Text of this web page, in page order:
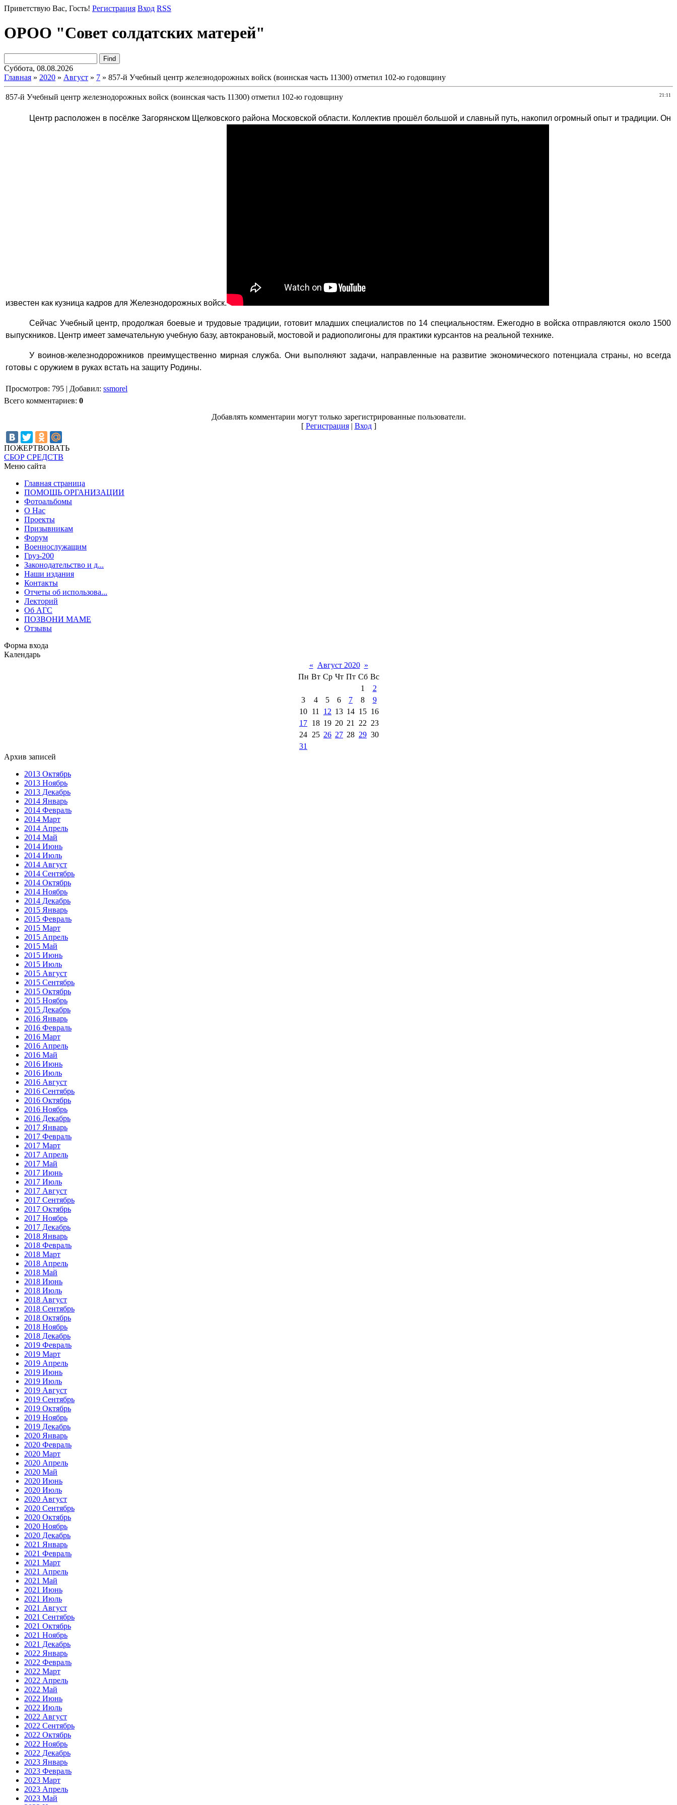
Приветствую Вас, Гость! Регистрация Вход RSS
ОРОО "Совет солдатских матерей"
Суббота, 08.08.2026
Главная » 2020 » Август » 7 » 857-й Учебный центр железнодорожных войск (воинская часть 11300) отметил 102-ю годовщину
21:11
857-й Учебный центр железнодорожных войск (воинская часть 11300) отметил 102-ю годовщину
Центр расположен в посёлке Загорянском Щелковского района Московской области. Коллектив прошёл большой и славный путь, накопил огромный опыт и традиции. Он
известен как кузница кадров для Железнодорожных войск.
Сейчас Учебный центр, продолжая боевые и трудовые традиции, готовит младших специалистов по 14 специальностям. Ежегодно в войска отправляются около 1500
выпускников. Центр имеет замечательную учебную базу, автокрановый, мостовой и радиополигоны для практики курсантов на реальной технике.
У воинов-железнодорожников преимущественно мирная служба. Они выполняют задачи, направленные на развитие экономического потенциала страны, но всегда
готовы с оружием в руках встать на защиту Родины.
Просмотров: 795 | Добавил: ssmorel
Всего комментариев: 0
Добавлять комментарии могут только зарегистрированные пользователи.
[ Регистрация| Вход]
ПОЖЕРТВОВАТЬ
СБОР СРЕДСТВ
Меню сайта
Главная страница
ПОМОЩЬ ОРГАНИЗАЦИИ
Фотоальбомы
О Нас
Проекты
Призывникам
Форум
Военнослужащим
Груз-200
Законодательство и д...
Наши издания
Контакты
Отчеты об использова...
Лекторий
Об АГС
ПОЗВОНИ МАМЕ
Отзывы
Форма входа
Календарь
« Август 2020 »
Пн Вт Ср Чт Пт Сб Вс
1
2
3
4 5 6 7 8
9
10 11 12 13 14 15 16
17 18 19 20 21 22 23
24 25 26 27 28 29 30
31
Архив записей
2013 Октябрь
2013 Ноябрь
2013 Декабрь
2014 Январь
2014 Февраль
2014 Март
2014 Апрель
2014 Май
2014 Июнь
2014 Июль
2014 Август
2014 Сентябрь
2014 Октябрь
2014 Ноябрь
2014 Декабрь
2015 Январь
2015 Февраль
2015 Март
2015 Апрель
2015 Май
2015 Июнь
2015 Июль
2015 Август
2015 Сентябрь
2015 Октябрь
2015 Ноябрь
2015 Декабрь
2016 Январь
2016 Февраль
2016 Март
2016 Апрель
2016 Май
2016 Июнь
2016 Июль
2016 Август
2016 Сентябрь
2016 Октябрь
2016 Ноябрь
2016 Декабрь
2017 Январь
2017 Февраль
2017 Март
2017 Апрель
2017 Май
2017 Июнь
2017 Июль
2017 Август
2017 Сентябрь
2017 Октябрь
2017 Ноябрь
2017 Декабрь
2018 Январь
2018 Февраль
2018 Март
2018 Апрель
2018 Май
2018 Июнь
2018 Июль
2018 Август
2018 Сентябрь
2018 Октябрь
2018 Ноябрь
2018 Декабрь
2019 Февраль
2019 Март
2019 Апрель
2019 Июнь
2019 Июль
2019 Август
2019 Сентябрь
2019 Октябрь
2019 Ноябрь
2019 Декабрь
2020 Январь
2020 Февраль
2020 Март
2020 Апрель
2020 Май
2020 Июнь
2020 Июль
2020 Август
2020 Сентябрь
2020 Октябрь
2020 Ноябрь
2020 Декабрь
2021 Январь
2021 Февраль
2021 Март
2021 Апрель
2021 Май
2021 Июнь
2021 Июль
2021 Август
2021 Сентябрь
2021 Октябрь
2021 Ноябрь
2021 Декабрь
2022 Январь
2022 Февраль
2022 Март
2022 Апрель
2022 Май
2022 Июнь
2022 Июль
2022 Август
2022 Сентябрь
2022 Октябрь
2022 Ноябрь
2022 Декабрь
2023 Январь
2023 Февраль
2023 Март
2023 Апрель
2023 Май